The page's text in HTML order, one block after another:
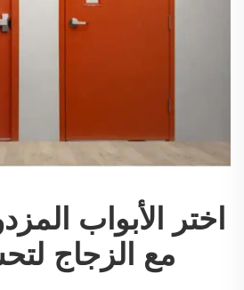
اختر الأبواب
مع الزجاج